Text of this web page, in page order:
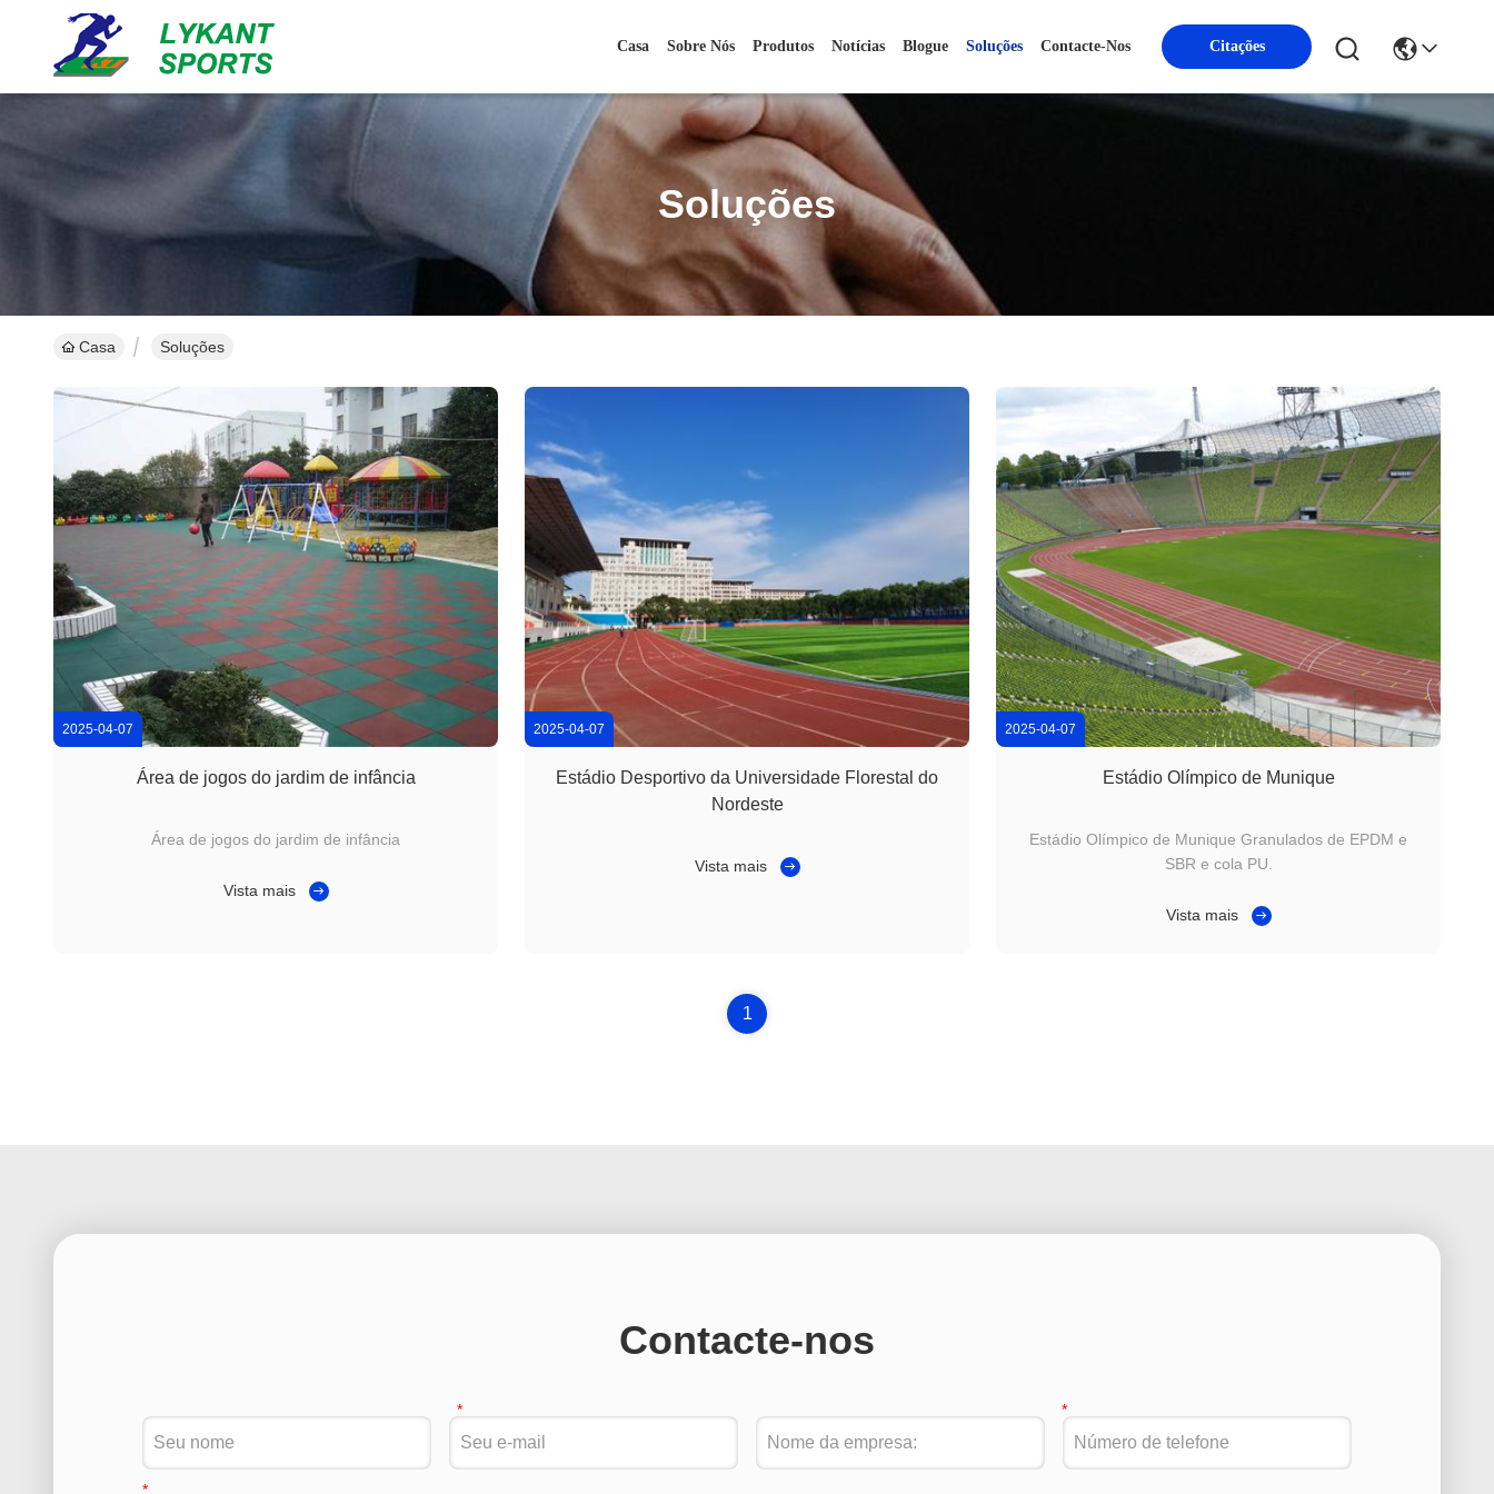
Casa Sobre Nós Produtos Notícias Blogue Soluções Contacte-Nos Citações
Soluções
Casa Soluções
2025-04-07
Área de jogos do jardim de infância
Área de jogos do jardim de infância
Vista mais
2025-04-07
Estádio Desportivo da Universidade Florestal do
Nordeste
Vista mais
2025-04-07
Estádio Olímpico de Munique
Estádio Olímpico de Munique Granulados de EPDM e
SBR e cola PU.
Vista mais
1
Contacte-nos